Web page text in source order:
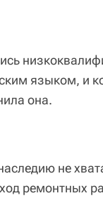
языком, и
она.
не
ремонтных